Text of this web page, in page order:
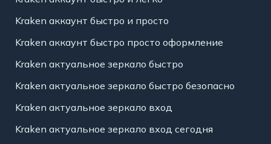
Kraken аккаунт быстро и просто
Kraken аккаунт быстро просто оформление
Kraken актуальное зеркало быстро
Kraken актуальное зеркало быстро безопасно
Kraken актуальное зеркало вход
Kraken актуальное зеркало вход сегодня